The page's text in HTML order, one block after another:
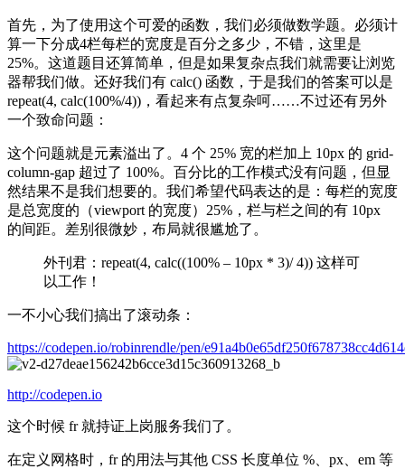
首先，为了使用这个可爱的函数，我们必须做数学题。必须计
算一下分成4栏每栏的宽度是百分之多少，不错，这里是
25%。这道题目还算简单，但是如果复杂点我们就需要让浏览
器帮我们做。还好我们有 calc() 函数，于是我们的答案可以是
repeat(4, calc(100%/4))，看起来有点复杂呵……不过还有另外
一个致命问题：
这个问题就是元素溢出了。4 个 25% 宽的栏加上 10px 的 grid-
column-gap 超过了 100%。百分比的工作模式没有问题，但显
然结果不是我们想要的。我们希望代码表达的是：每栏的宽度
是总宽度的（viewport 的宽度）25%，栏与栏之间的有 10px
的间距。差别很微妙，布局就很尴尬了。
外刊君：repeat(4, calc((100% – 10px * 3)/ 4)) 这样可
以工作！
一不小心我们搞出了滚动条：
https://codepen.io/robinrendle/pen/
http://codepen.io
这个时候 fr 就持证上岗服务我们了。
在定义网格时，fr 的用法与其他 CSS 长度单位 %、px、em 等